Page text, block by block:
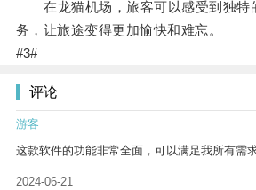
在龙猫机场，旅客可以感受到独特
务，让旅途变得更加愉快和难忘。
#3#
评论
游客
这款软件的功能非常全面，可以满足我所有需求
2024-06-21